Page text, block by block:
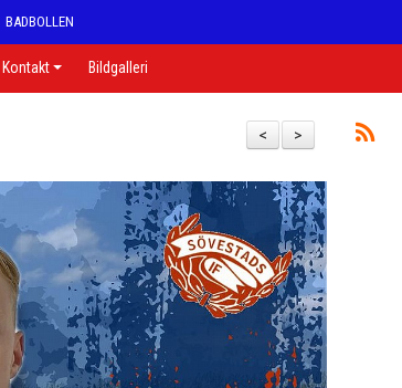
BADBOLLEN
Kontakt Bildgalleri
>
<